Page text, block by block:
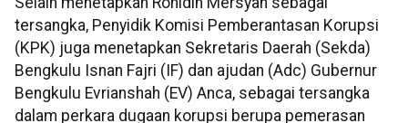
tersangka, Penyidik Komisi Pemberantasan Korupsi
(KPK) juga menetapkan Sekretaris Daerah (Sekda)
Bengkulu Isnan Fajri (IF) dan ajudan (Adc) Gubernur
Bengkulu Evrianshah (EV) Anca, sebagai tersangka
dalam perkara dugaan korupsi berupa pemerasan